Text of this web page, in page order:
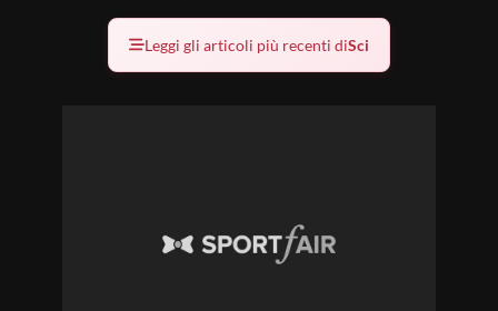
Leggi gli articoli più recenti diSci